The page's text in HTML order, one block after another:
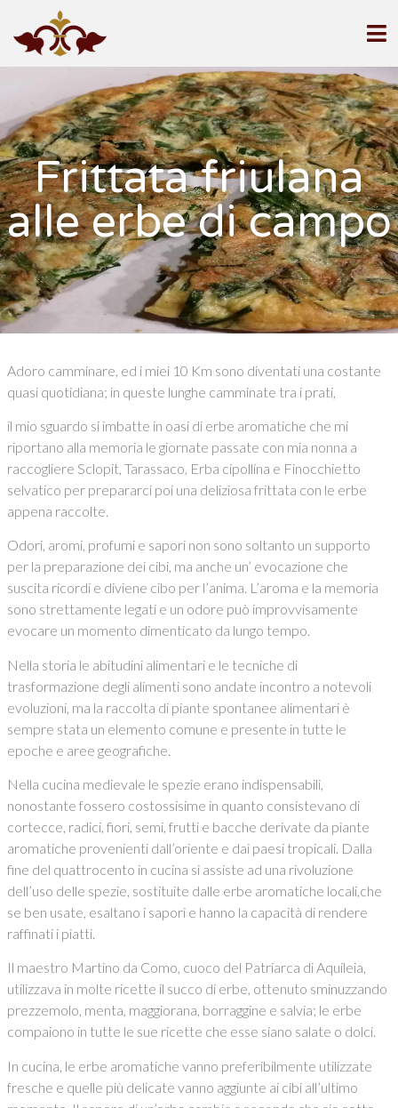
Frittata friulana
alle erbe di campo
Adoro camminare, ed i miei 10 Km sono diventati una costante
quasi quotidiana; in queste lunghe camminate tra i prati,
il mio sguardo si imbatte in oasi di erbe aromatiche che mi
riportano alla memoria le giornate passate con mia nonna a
raccogliere Sclopit, Tarassaco, Erba cipollina e Finocchietto
selvatico per prepararci poi una deliziosa frittata con le erbe
appena raccolte.
Odori, aromi, profumi e sapori non sono soltanto un supporto
per la preparazione dei cibi, ma anche un’ evocazione che
suscita ricordi e diviene cibo per l’anima. L’aroma e la memoria
sono strettamente legati e un odore può improvvisamente
evocare un momento dimenticato da lungo tempo.
Nella storia le abitudini alimentari e le tecniche di
trasformazione degli alimenti sono andate incontro a notevoli
evoluzioni, ma la raccolta di piante spontanee alimentari è
sempre stata un elemento comune e presente in tutte le
epoche e aree geografiche.
Nella cucina medievale le spezie erano indispensabili,
nonostante fossero costossisime in quanto consistevano di
cortecce, radici, fiori, semi, frutti e bacche derivate da piante
aromatiche provenienti dall’oriente e dai paesi tropicali. Dalla
fine del quattrocento in cucina si assiste ad una rivoluzione
dell’uso delle spezie, sostituite dalle erbe aromatiche locali,che
se ben usate, esaltano i sapori e hanno la capacità di rendere
raffinati i piatti.
Il maestro Martino da Como, cuoco del Patriarca di Aquileia,
utilizzava in molte ricette il succo di erbe, ottenuto sminuzzando
prezzemolo, menta, maggiorana, borraggine e salvia; le erbe
compaiono in tutte le sue ricette che esse siano salate o dolci.
In cucina, le erbe aromatiche vanno preferibilmente utilizzate
fresche e quelle più delicate vanno aggiunte ai cibi all’ultimo